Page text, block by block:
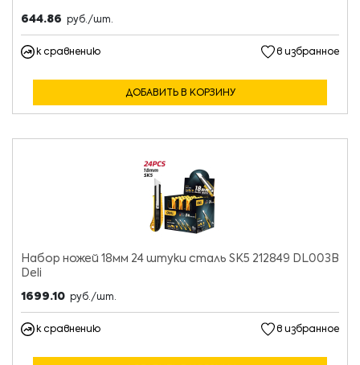
644.86 руб./шт.
к сравнению в избранное
ДОБАВИТЬ В КОРЗИНУ
Набор ножей 18мм 24 штуки сталь SK5 212849 DL003В
Deli
1699.10 руб./шт.
к сравнению в избранное